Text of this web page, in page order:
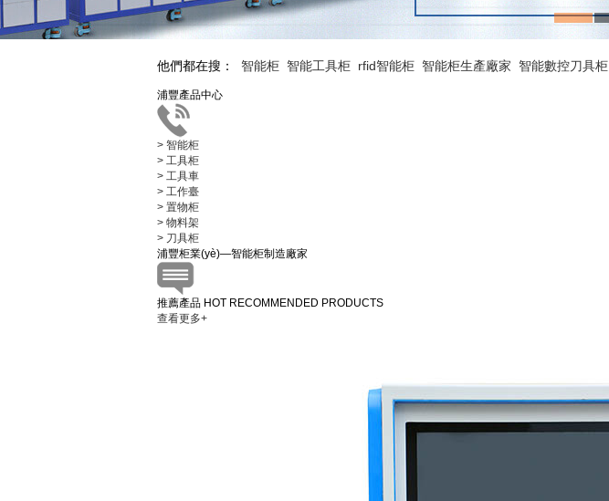
他們都在搜： 智能柜 智能工具柜 rfid智能柜 智能柜生產廠家 智能數控刀具柜
浦豐產品中心
> 智能柜
> 工具柜
> 工具車
> 工作臺
> 置物柜
> 物料架
> 刀具柜
浦豐柜業(yè)—智能柜制造廠家
推薦產品 HOT RECOMMENDED PRODUCTS
查看更多+